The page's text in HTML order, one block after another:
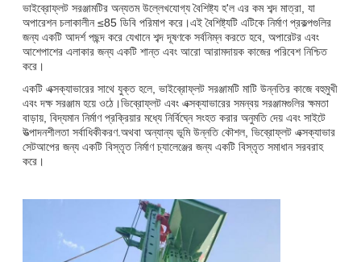
ভাইব্রোফ্লট সরঞ্জামটির অন্যতম উল্লেখযোগ্য বৈশিষ্ট্য হ'ল এর কম শব্দ মাত্রা, যা
অপারেশন চলাকালীন ≤85 ডিবি পরিমাপ করে।এই বৈশিষ্ট্যটি এটিকে নির্মাণ প্রকল্পগুলির
জন্য একটি আদর্শ পছন্দ করে যেখানে শব্দ দূষণকে সর্বনিম্ন করতে হবে, অপারেটর এবং
আশেপাশের এলাকার জন্য একটি শান্ত এবং আরো আরামদায়ক কাজের পরিবেশ নিশ্চিত
করে।
একটি এক্সক্যাভারের সাথে যুক্ত হলে, ভাইব্রোফ্লট সরঞ্জামটি মাটি উন্নতির কাজে বহুমুখী
এবং দক্ষ সরঞ্জাম হয়ে ওঠে।ভিব্রোফ্লট এবং এক্সক্যাভারের সমন্বয় সরঞ্জামগুলির ক্ষমতা
বাড়ায়, বিদ্যমান নির্মাণ প্রক্রিয়ার মধ্যে নির্বিঘ্নে সংহত করার অনুমতি দেয় এবং সাইটে
উত্পাদনশীলতা সর্বাধিকীকরণ.অথবা অন্যান্য ভূমি উন্নতি কৌশল, ভিব্রোফ্লট এক্সক্যাভার
সেটআপের জন্য একটি বিস্তৃত নির্মাণ চ্যালেঞ্জের জন্য একটি বিস্তৃত সমাধান সরবরাহ
করে।